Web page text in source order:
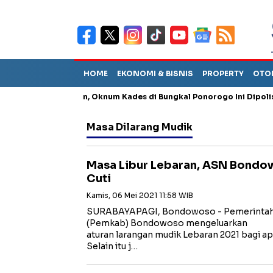
HOME EKONOMI & BISNIS PROPERTY
Penganiayaan, Oknum Kades di Bungkal Ponorogo Ini Dipolisikan
Masa Dilarang Mudik
Masa Libur Lebaran, ASN
Cuti
Kamis, 06 Mei 2021 11:58 WIB
SURABAYAPAGI, Bondowoso -
(Pemkab) Bondowoso mengeluarkan
aturan larangan mudik Lebaran 2021 bagi
Selain itu j…